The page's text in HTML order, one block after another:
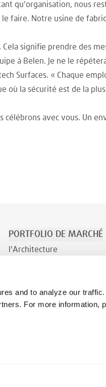
and to analyze our
For more information,
qu'organisation, nous
faire. Notre usine de
signifie prendre des
à Belen. Je ne le
Surfaces. « Chaque
où la sécurité est de la
avec vous. Un
PORTFOLIO DE MARCHÉ
l'Architecture